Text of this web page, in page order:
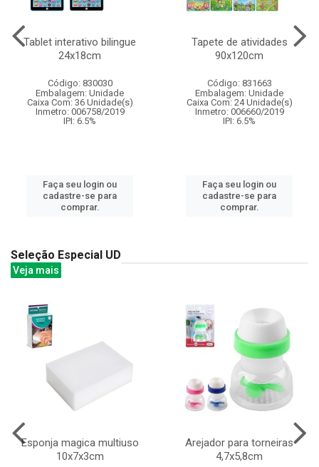
Tablet interativo bilingue
24x18cm
Código: 830030
Embalagem: Unidade
Caixa Com: 36 Unidade(s)
Inmetro: 006758/2019
IPI: 6.5%
Faça seu login ou
cadastre-se para
comprar.
Tapete de atividades
90x120cm
Código: 831663
Embalagem: Unidade
Caixa Com: 24 Unidade(s)
Inmetro: 006660/2019
IPI: 6.5%
Faça seu login ou
cadastre-se para
comprar.
Seleção Especial UD
Veja mais
Esponja magica multiuso
10x7x3cm
Arejador para torneiras
4,7x5,8cm